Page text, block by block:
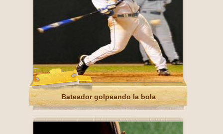
Bateador golpeando la bola